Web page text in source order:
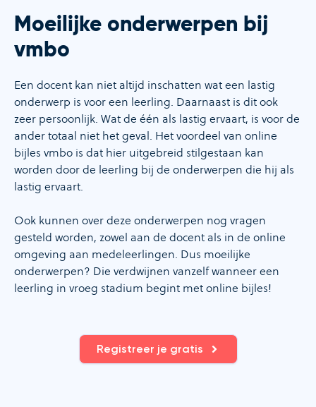
Moeilijke onderwerpen bij
vmbo
Een docent kan niet altijd inschatten wat een lastig
onderwerp is voor een leerling. Daarnaast is dit ook
zeer persoonlijk. Wat de één als lastig ervaart, is voor de
ander totaal niet het geval. Het voordeel van online
bijles vmbo is dat hier uitgebreid stilgestaan kan
worden door de leerling bij de onderwerpen die hij als
lastig ervaart.
Ook kunnen over deze onderwerpen nog vragen
gesteld worden, zowel aan de docent als in de online
omgeving aan medeleerlingen. Dus moeilijke
onderwerpen? Die verdwijnen vanzelf wanneer een
leerling in vroeg stadium begint met online bijles!
Registreer je gratis